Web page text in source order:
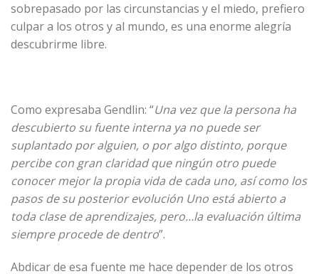
sobrepasado por las circunstancias y el miedo, prefiero
culpar a los otros y al mundo, es una enorme alegría
descubrirme libre.
Como expresaba Gendlin: “Una vez que la persona ha
descubierto su fuente interna ya no puede ser
suplantado por alguien, o por algo distinto, porque
percibe con gran claridad que ningún otro puede
conocer mejor la propia vida de cada uno, así como los
pasos de su posterior evolución Uno está abierto a
toda clase de aprendizajes, pero…la evaluación última
siempre procede de dentro”.
Abdicar de esa fuente me hace depender de los otros